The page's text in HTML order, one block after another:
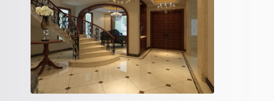
De ce sa aleg pardoseala din marmura